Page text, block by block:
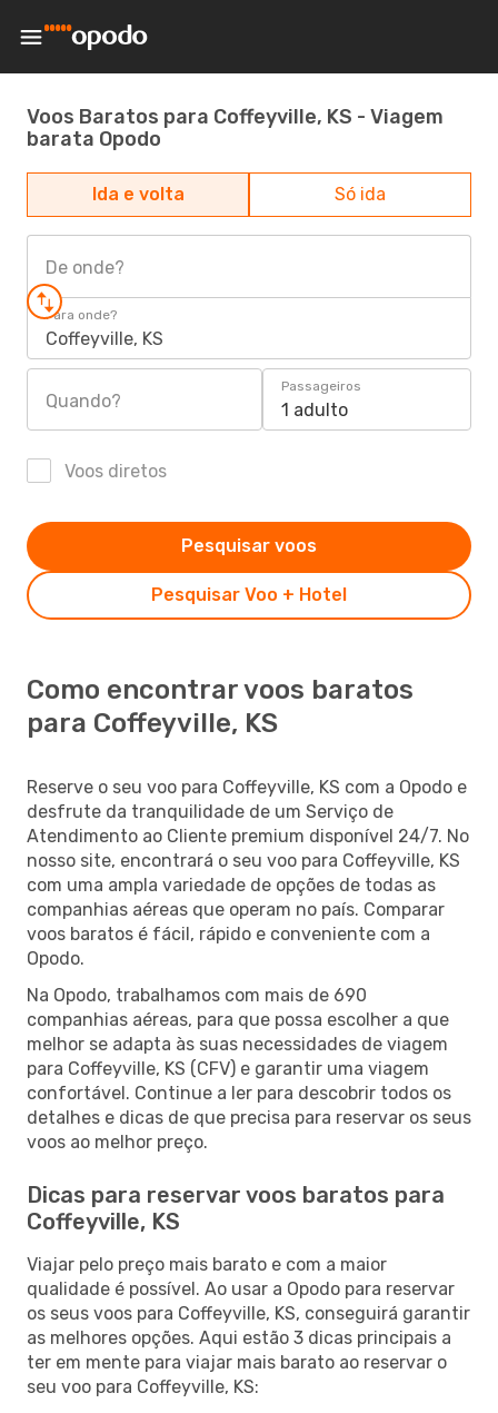
Voos Baratos para Coffeyville, KS - Viagem
barata Opodo
Ida e volta Só ida
De onde?
Para onde?
Coffeyville, KS
Quando?
Passageiros
1 adulto
Voos diretos
Pesquisar Voo + Hotel
Pesquisar voos
Como encontrar voos baratos
para Coffeyville, KS
Reserve o seu voo para Coffeyville, KS com a Opodo e
desfrute da tranquilidade de um Serviço de
Atendimento ao Cliente premium disponível 24/7. No
nosso site, encontrará o seu voo para Coffeyville, KS
com uma ampla variedade de opções de todas as
companhias aéreas que operam no país. Comparar
voos baratos é fácil, rápido e conveniente com a
Opodo.
Na Opodo, trabalhamos com mais de 690
companhias aéreas, para que possa escolher a que
melhor se adapta às suas necessidades de viagem
para Coffeyville, KS (CFV) e garantir uma viagem
confortável. Continue a ler para descobrir todos os
detalhes e dicas de que precisa para reservar os seus
voos ao melhor preço.
Dicas para reservar voos baratos para
Coffeyville, KS
Viajar pelo preço mais barato e com a maior
qualidade é possível. Ao usar a Opodo para reservar
os seus voos para Coffeyville, KS, conseguirá garantir
as melhores opções. Aqui estão 3 dicas principais a
ter em mente para viajar mais barato ao reservar o
seu voo para Coffeyville, KS: